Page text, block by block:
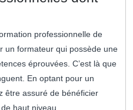
professionnelle de
un formateur qui possède une
éprouvées. C’est là que
En optant pour un
être assuré de bénéficier
haut niveau.